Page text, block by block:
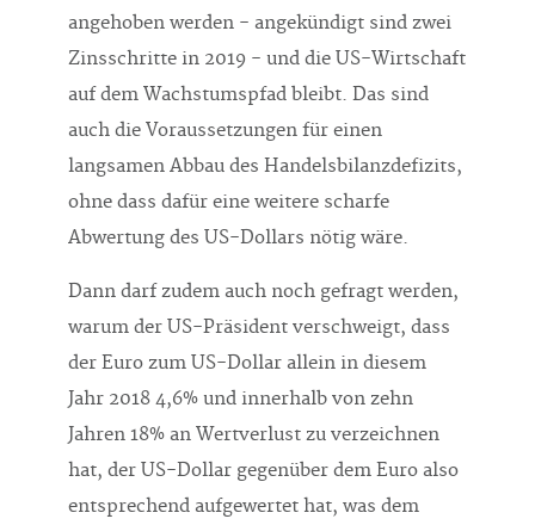
angehoben werden - angekündigt sind zwei
Zinsschritte in 2019 - und die US-Wirtschaft
auf dem Wachstumspfad bleibt. Das sind
auch die Voraussetzungen für einen
langsamen Abbau des Handelsbilanzdefizits,
ohne dass dafür eine weitere scharfe
Abwertung des US-Dollars nötig wäre.
Dann darf zudem auch noch gefragt werden,
warum der US-Präsident verschweigt, dass
der Euro zum US-Dollar allein in diesem
Jahr 2018 4,6% und innerhalb von zehn
Jahren 18% an Wertverlust zu verzeichnen
hat, der US-Dollar gegenüber dem Euro also
entsprechend aufgewertet hat, was dem